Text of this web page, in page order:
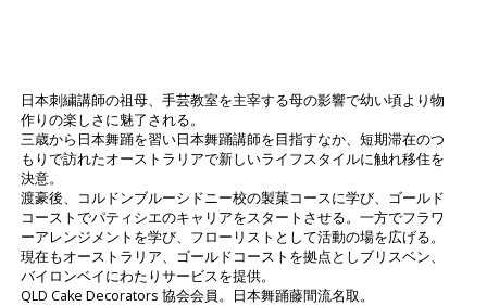
日本刺繍講師の祖母、手芸教室を主宰する母の影響で幼い頃より物
作りの楽しさに魅了される。
三歳から日本舞踊を習い日本舞踊講師を目指すなか、短期滞在のつ
もりで訪れたオーストラリアで新しいライフスタイルに触れ移住を
決意。
渡豪後、コルドンブルーシドニー校の製菓コースに学び、ゴールド
コーストでパティシエのキャリアをスタートさせる。一方でフラワ
ーアレンジメントを学び、フローリストとして活動の場を広げる。
現在もオーストラリア、ゴールドコーストを拠点としブリスベン、
バイロンベイにわたりサービスを提供。
QLD Cake Decorators 協会会員。日本舞踊藤間流名取。